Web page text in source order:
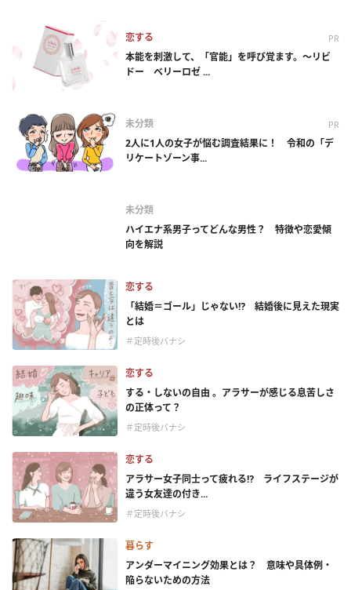
恋する PR
本能を刺激して、「官能」を呼び覚ます。～リビ
ドー ベリーロゼ ...
未分類 PR
2人に1人の女子が悩む調査結果に！ 令和の「デ
リケートゾーン事...
未分類
ハイエナ系男子ってどんな男性？ 特徴や恋愛傾
向を解説
恋する
「結婚＝ゴール」じゃない⁉ 結婚後に見えた現実
とは
＃定時後バナシ
恋する
する・しないの自由 。アラサーが感じる息苦しさ
の正体って？
＃定時後バナシ
恋する
アラサー女子同士って疲れる⁉ ライフステージが
違う女友達の付き...
＃定時後バナシ
暮らす
アンダーマイニング効果とは？ 意味や具体例・
陥らないための方法